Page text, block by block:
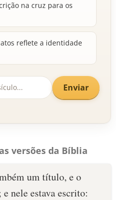
na cruz para os
reflete a identidade
Enviar
versões da Bíblia
um título, e o
nele estava escrito: